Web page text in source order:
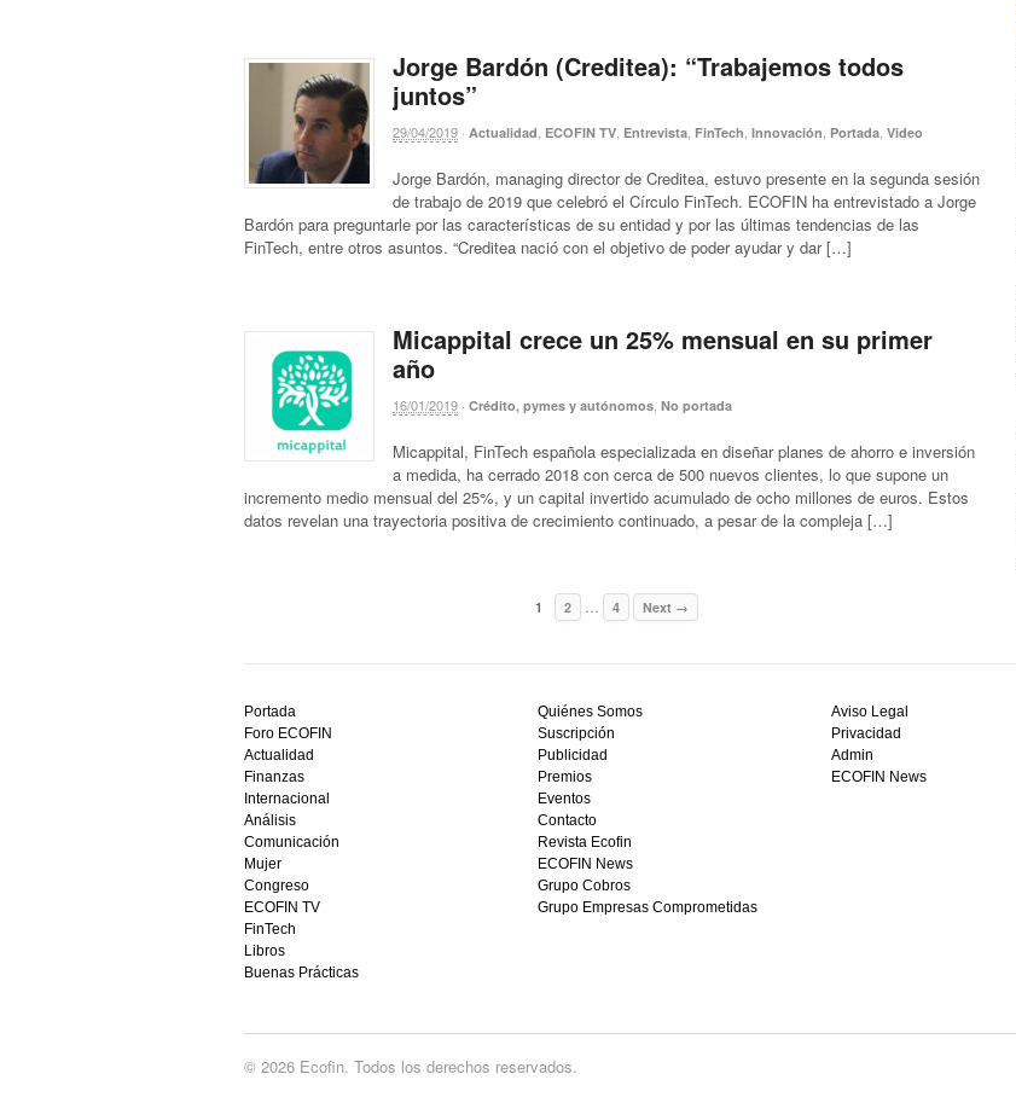
Jorge Bardón (Creditea): “Trabajemos todos
juntos”
29/04/2019 · Actualidad ECOFIN TV Entrevista FinTech Innovación Portada Video
Jorge Bardón, managing director de Creditea, estuvo presente en la segunda sesión
de trabajo de 2019 que celebró el Círculo FinTech. ECOFIN ha entrevistado a Jorge
Bardón para preguntarle por las características de su entidad y por las últimas tendencias de las
FinTech, entre otros asuntos. “Creditea nació con el objetivo de poder ayudar y dar […]
Micappital crece un 25% mensual en su primer
año
16/01/2019 · Crédito, pymes y autónomos No portada
Micappital, FinTech española especializada en diseñar planes de ahorro e inversión
a medida, ha cerrado 2018 con cerca de 500 nuevos clientes, lo que supone un
incremento medio mensual del 25%, y un capital invertido acumulado de ocho millones de euros. Estos
datos revelan una trayectoria positiva de crecimiento continuado, a pesar de la compleja […]
1 2 4 Next →
mejor
bono
sin
depósito
casino
en
España,
visita
este
sitio
restaurantedonmauro.es
y
ganar
hoy
Portada
Foro ECOFIN
Actualidad
Finanzas
Internacional
Análisis
Comunicación
Mujer
Congreso
ECOFIN TV
FinTech
Libros
Buenas Prácticas
Quiénes Somos
Suscripción
Publicidad
Premios
Eventos
Contacto
Revista Ecofin
ECOFIN News
Grupo Cobros
Grupo Empresas Comprometidas
Aviso Legal
Privacidad
Admin
ECOFIN News
© 2026 Ecofin. Todos los derechos reservados.